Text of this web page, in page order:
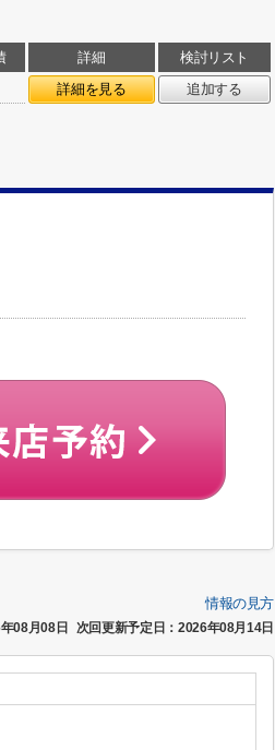
詳細
検討リスト
詳細を見る 追加する
情報の見方
08月08日 次回更新予定日：2026年08月14日